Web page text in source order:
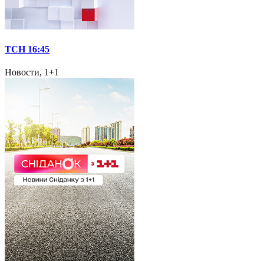
ТСН 16:45
Новости, 1+1